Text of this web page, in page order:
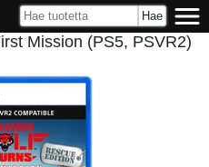
Mission (PS5, PSVR2)